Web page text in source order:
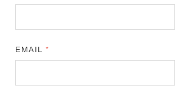
EMAIL*